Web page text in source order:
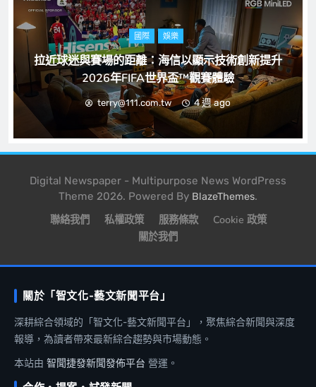
國際 娛樂
拉近球迷與賽場的距離：海信以顯示技術創新提升
2026年FIFA世界盃™觀賽體驗
terry@111.com.tw 4 週 ago
Digital Newspaper - Multipurpose News WordPress
Theme 2026. Powered By BlazeThemes.
聯絡我們 私權政策 服務條款
Cookie 政策
關於我們
關於「智文化-藝文新聞平台」
深耕綜合領域的「智文化-藝文新聞平台」，聚焦綜合新聞與深度
報導，為讀者帶來最新綜合趨勢與市場動態。
本站由 智聞捷發新聞發佈平台 營運。